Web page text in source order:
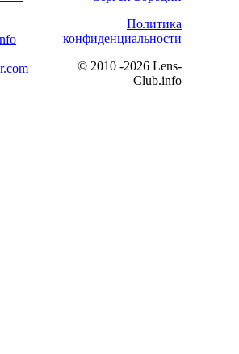
Политика
конфиденциальности
© 2010 -2026 Lens-
Club.info